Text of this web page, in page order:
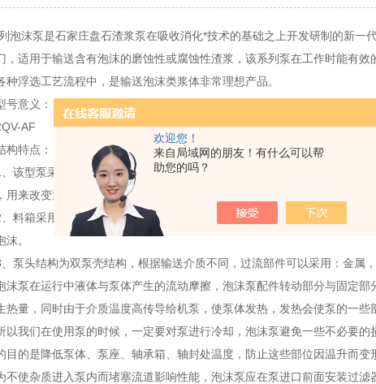
欢迎您！
来自局域网的朋友！有什么可以帮
助您的吗？
泡沫泵是石家庄盘石渣浆泵在吸收消化*技术的基础之上开发研制的新一
，适用于输送含有泡沫的磨蚀性或腐蚀性渣浆，该系列泵在工作时能有
种浮选工艺流程中，是输送泡沫类浆体非常理想产品。
意义：
AF
特点：
型泵采用于SP、SPR、PNL型轴承组件，轴承体安装有电机座或电机
用来改变泵的转速，从而满足工况的变化。
箱采用钢结构，钢衬橡胶等，设有切向进料口和溢流箱可以方便地把
沫。
头结构为双泵壳结构，根据输送介质不同，过流部件可以采用：金属，
在运行中液体与泵体产生的流动摩擦，泡沫泵配件转动部分与固定部
热量，同时由于介质温度高传导给机泵，使泵体发热，发热会使泵的一些
们在使用泵的时候，一定要对泵进行冷却，泡沫泵避免一些不必要的
目的是降低泵体、泵座、轴承箱、轴封处温度，防止这些部位因温升而变
杂质进入泵内而堵塞流道影响性能，泡沫泵应在泵进口前面安装过滤